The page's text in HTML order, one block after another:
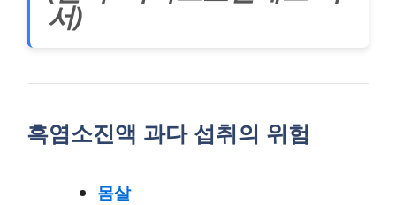
서)
흑염소진액 과다 섭취의 위험
몸살